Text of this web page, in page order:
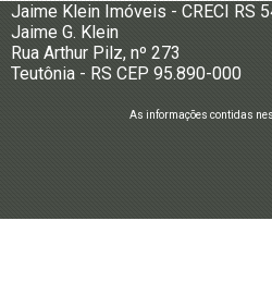
Jaime Klein Imóveis - CRECI RS
Jaime G. Klein
Rua Arthur Pilz, nº 273
Teutônia - RS CEP 95.890-000
As informações contidas